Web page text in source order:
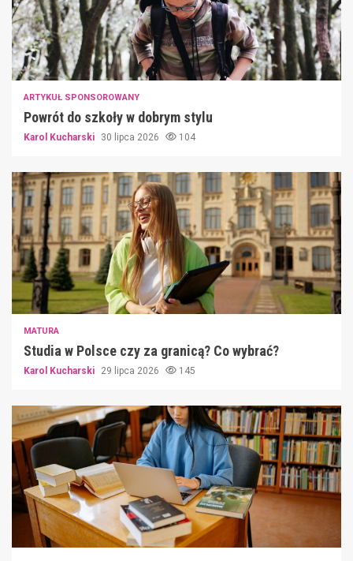
ARTYKUŁ SPONSOROWANY
Powrót do szkoły w dobrym stylu
Karol Kucharski 30 lipca 2026 104
MATURA
Studia w Polsce czy za granicą? Co wybrać?
Karol Kucharski 29 lipca 2026 145